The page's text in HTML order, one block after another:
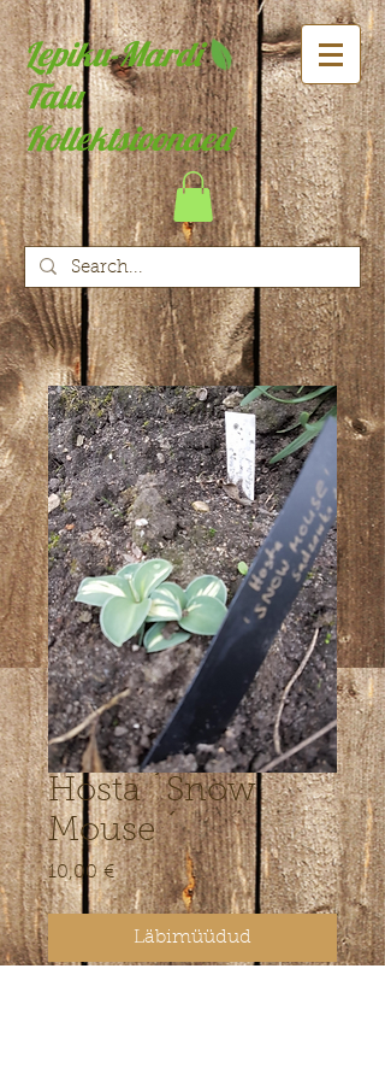
Lepiku-Mardi
Talu
Kollektsioonaed
Hosta ´Snow
Mouse ´
10,00 €Price
Läbimüüdud